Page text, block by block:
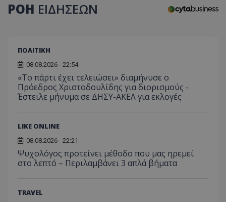
ΡΟΗ ΕΙΔΗΣΕΩΝ
ΠΟΛΙΤΙΚΗ
08.08.2026 - 22:54
«Το πάρτι έχει τελειώσει» διαμήνυσε ο
Πρόεδρος Χριστοδουλίδης για διορισμούς -
Έστειλε μήνυμα σε ΔΗΣΥ-ΑΚΕΛ για εκλογές
LIKE ONLINE
08.08.2026 - 22:21
Ψυχολόγος προτείνει μέθοδο που μας ηρεμεί
στο λεπτό – Περιλαμβάνει 3 απλά βήματα
TRAVEL